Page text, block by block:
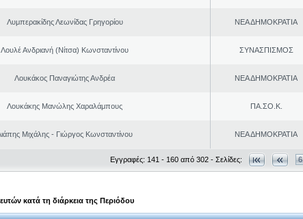
Λυμπερακίδης Λεωνίδας Γρηγορίου ΝΕΑ ΔΗΜΟΚΡΑΤΙΑ
Λουλέ Ανδριανή (Νίτσα) Κωνσταντίνου ΣΥΝΑΣΠΙΣΜΟΣ
Λουκάκος Παναγιώτης Ανδρέα ΝΕΑ ΔΗΜΟΚΡΑΤΙΑ
Λουκάκης Μανώλης Χαραλάμπους ΠΑ.ΣΟ.Κ.
Μιχάλης - Γιώργος Κωνσταντίνου ΝΕΑ ΔΗΜΟΚΡΑΤΙΑ
Εγγραφές: 141 - 160 από 302 - Σελίδες: 6
κατά τη διάρκεια της Περιόδου